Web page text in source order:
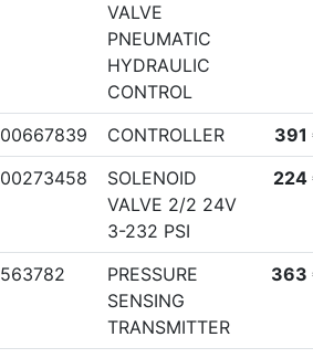
VALVE
PNEUMATIC
HYDRAULIC
CONTROL
00667839 CONTROLLER
391
00273458
SOLENOID
VALVE 2/2 24V
3-232 PSI
224
563782
PRESSURE
SENSING
TRANSMITTER
363